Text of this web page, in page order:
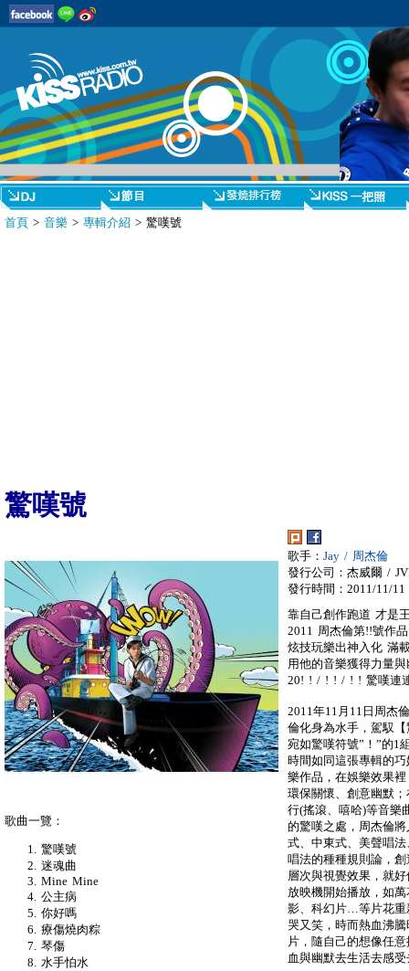
首頁 > 音樂 > 專輯介紹 > 驚嘆號
驚嘆號
歌手： Jay / 周杰倫
發行公司：杰威爾 /
發行時間：2011/11/11
靠自己創作跑道 才是
2011 周杰倫第!!號作
炫技玩樂出神入化 滿
用他的音樂獲得力量
20! ! / ! ! / ! ! 驚嘆連
2011年11月11日周杰
倫化身為水手，駕馭
宛如驚嘆符號”！”的1
時間如同這張專輯的
樂作品，在娛樂效果
環保關懷、創意幽默
行(搖滾、嘻哈)等音樂
的驚嘆之處，周杰倫
式、中東式、美聲唱
唱法的種種規則論，
層次與視覺效果，就
放映機開始播放，如
影、科幻片…等片花重
哭又笑，時而熱血沸
片，隨自己的想像任
血與幽默去生活去感
歌曲一覽：
驚嘆號
迷魂曲
Mine Mine
公主病
你好嗎
療傷燒肉粽
琴傷
水手怕水